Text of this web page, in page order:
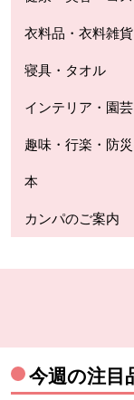
衣料品・衣料雑貨
寝具・タオル
インテリア・園
趣味・行楽・防災
本
カンパのご案内
今週の注目